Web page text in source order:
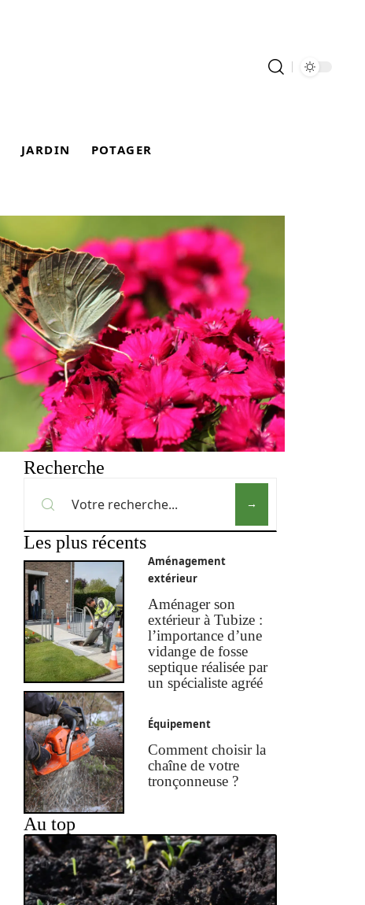
JARDIN POTAGER
Recherche
Les plus récents
Aménagement
extérieur
Aménager son
extérieur à Tubize :
l’importance d’une
vidange de fosse
septique réalisée par
un spécialiste agréé
Équipement
Comment choisir la
chaîne de votre
tronçonneuse ?
Au top